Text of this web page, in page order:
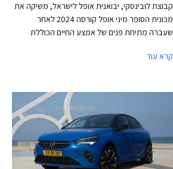
קבוצת לובינסקי, יבואנית אופל לישראל, משיקה את
מכונית הסופר מיני אופל קורסה 2024 לאחר
שעברה מתיחת פנים של אמצע החיים הכוללת
המותג ואבזור משופר. הדגם ישווק עם מנוע בנזין
קרא עוד